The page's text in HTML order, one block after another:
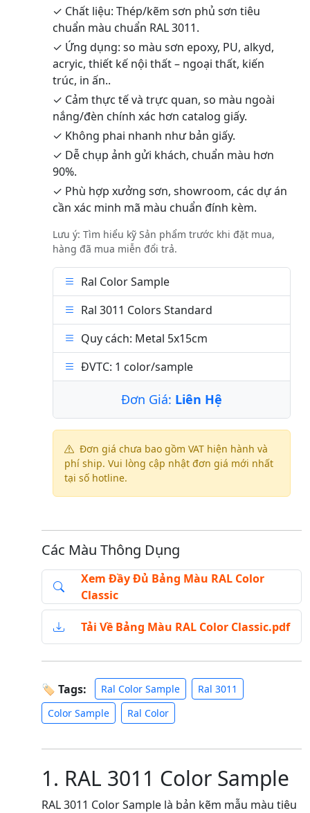
✓ Chất liệu: Thép/kẽm sơn phủ sơn tiêu
chuẩn màu chuẩn RAL 3011.
✓ Ứng dụng: so màu sơn epoxy, PU, alkyd,
acryic, thiết kế nội thất – ngoại thất, kiến
trúc, in ấn..
✓ Cảm thực tế và trực quan, so màu ngoài
nắng/đèn chính xác hơn catalog giấy.
✓ Không phai nhanh như bản giấy.
✓ Dễ chụp ảnh gửi khách, chuẩn màu hơn
90%.
✓ Phù hợp xưởng sơn, showroom, các dự án
cần xác minh mã màu chuẩn đính kèm.
Lưu ý: Tìm hiểu kỹ Sản phẩm trước khi đặt mua,
hàng đã mua miễn đổi trả.
Ral Color Sample
Ral 3011 Colors Standard
Quy cách: Metal 5x15cm
ĐVTC: 1 color/sample
Đơn Giá: Liên Hệ
Đơn giá chưa bao gồm VAT hiện hành và
phí ship. Vui lòng cập nhật đơn giá mới nhất
tại số hotline.
Các Màu Thông Dụng
Xem Đầy Đủ Bảng Màu RAL Color
Classic
Tải Về Bảng Màu RAL Color Classic.pdf
🏷 Tags: Ral Color Sample
Ral 3011
Color Sample
Ral Color
1. RAL 3011 Color Sample
RAL 3011 Color Sample là bản kẽm mẫu màu tiêu